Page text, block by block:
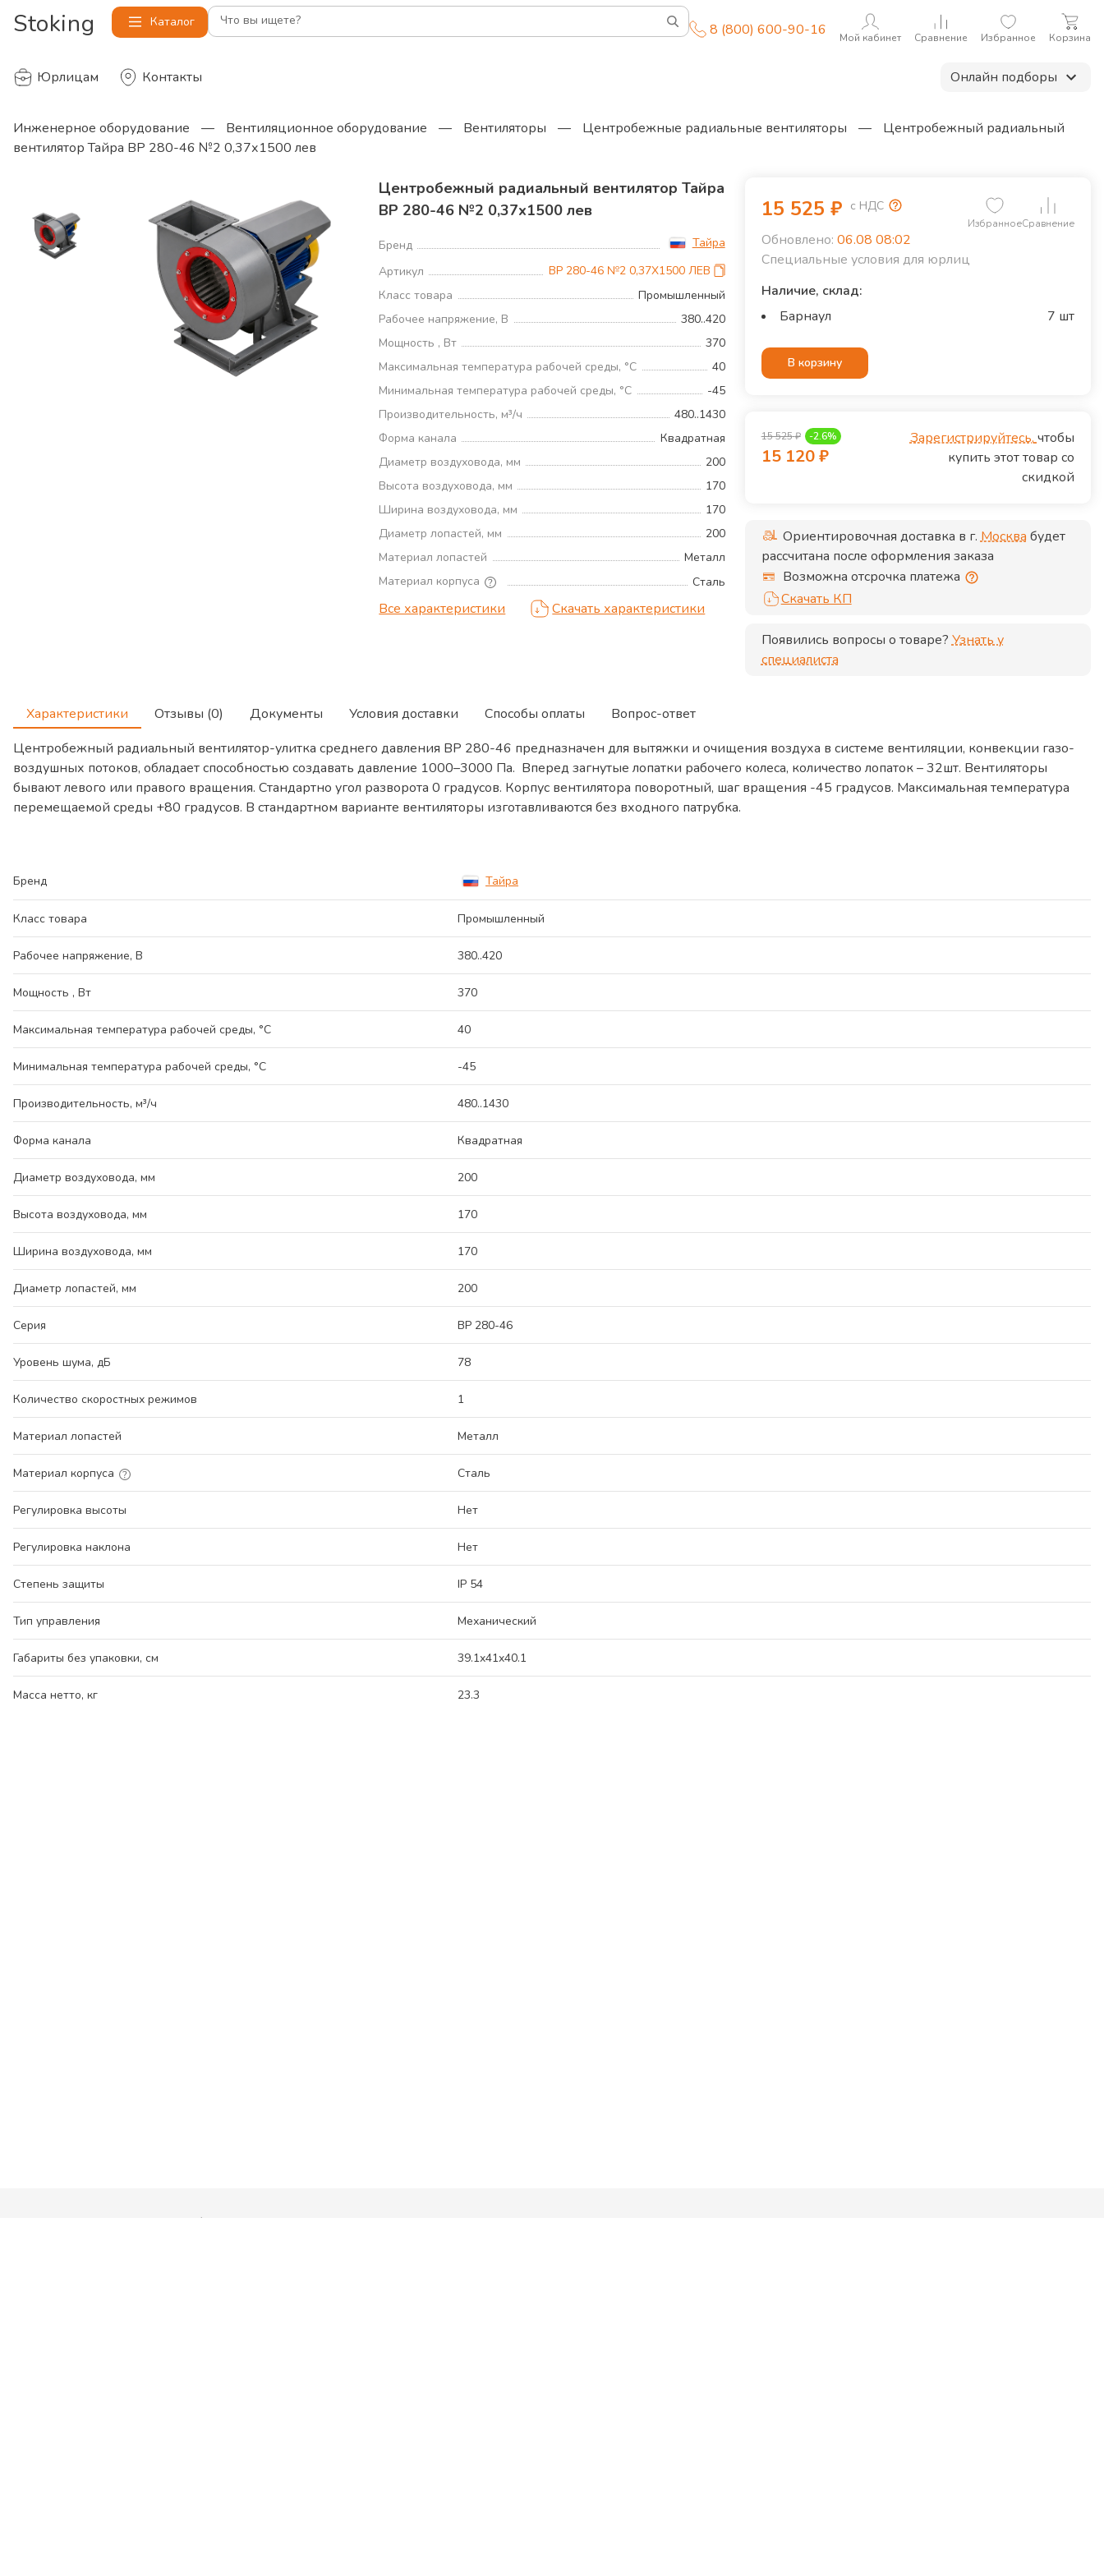
Stoking Каталог Что вы ищете? 8 (800) 600-90-16 Мой кабинет Сравнение Избранное Корзина
Юрлицам Контакты Онлайн подборы
Инженерное оборудование — Вентиляционное оборудование — Вентиляторы — Центробежные радиальные вентиляторы —
Центробежный радиальный
вентилятор Тайра ВР 280-46 №2 0,37х1500 лев
Центробежный радиальный вентилятор Тайра
ВР 280-46 №2 0,37х1500 лев
Бренд
Тайра
Артикул
ВР 280-46 №2 0,37Х1500 ЛЕВ
Класс товара
Промышленный
Рабочее напряжение, В
380..420
Мощность , Вт
370
Максимальная температура рабочей среды, °С
40
Минимальная температура рабочей среды, °С
-45
Производительность, м³/ч
480..1430
Форма канала
Квадратная
Диаметр воздуховода, мм
200
Высота воздуховода, мм
170
Ширина воздуховода, мм
170
Диаметр лопастей, мм
200
Материал лопастей
Металл
Материал корпуса
Сталь
Все характеристики Скачать характеристики
15 525 ₽ с НДС
ИзбранноеСравнение
Обновлено: 06.08 08:02
Специальные условия для юрлиц
Наличие, склад:
Барнаул
7 шт
В корзину
15 525₽ -2.6%
15 120₽
Зарегистрируйтесь,чтобы
купить этот товар со
скидкой
Ориентировочная доставка в г.Москва будет
рассчитана после оформления заказа
Возможна отсрочка платежа
Скачать КП
Появились вопросы о товаре? Узнать у
специалиста
Характеристики Отзывы (0) Документы Условия доставки Способы оплаты
Вопрос-ответ
Центробежный радиальный вентилятор-улитка среднего давления ВР 280-46 предназначен для вытяжки и очищения воздуха в системе вентиляции, конвекции газо-
воздушных потоков, обладает способностью создавать давление 1000–3000 Па. Вперед загнутые лопатки рабочего колеса, количество лопаток – 32шт. Вентиляторы
бывают левого или правого вращения. Стандартно угол разворота 0 градусов. Корпус вентилятора поворотный, шаг вращения -45 градусов. Максимальная температура
перемещаемой среды +80 градусов. В стандартном варианте вентиляторы изготавливаются без входного патрубка.
Бренд Тайра
Класс товара Промышленный
Рабочее напряжение, В 380..420
Мощность , Вт 370
Максимальная температура рабочей среды, °С 40
Минимальная температура рабочей среды, °С -45
Производительность, м³/ч 480..1430
Форма канала Квадратная
Диаметр воздуховода, мм 200
Высота воздуховода, мм 170
Ширина воздуховода, мм 170
Диаметр лопастей, мм 200
Серия ВР 280-46
Уровень шума, дБ 78
Количество скоростных режимов 1
Материал лопастей Металл
Материал корпуса Сталь
Регулировка высоты Нет
Регулировка наклона Нет
Степень защиты IP 54
Тип управления Механический
Габариты без упаковки, см 39.1x41x40.1
Масса нетто, кг 23.3
Компания